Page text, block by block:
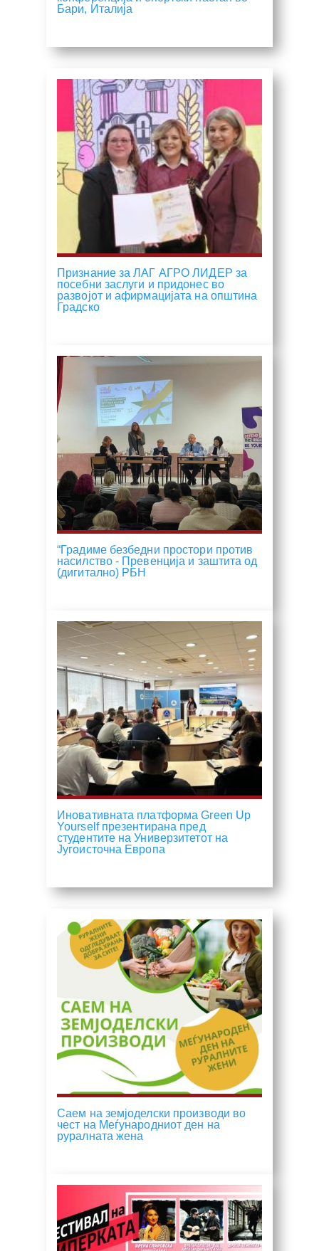
Бари, Италија
Признание за ЛАГ АГРО ЛИДЕР за
посебни заслуги и придонес во
развојот и афирмацијата на општина
Градско
“Градиме безбедни простори против
насилство - Превенција и заштита од
(дигитално) РБН
Иновативната платформа Green Up
Yourself презентирана пред
студентите на Универзитетот на
Југоисточна Европа
Саем на земјоделски производи во
чест на Меѓународниот ден на
руралната жена